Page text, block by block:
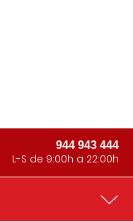
944 943 444
L-S de 9:00h a 22:00h